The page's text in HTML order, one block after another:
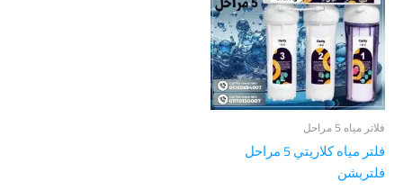
فلاتر مياه 5 مراحل
فلتر مياه كلاريتي 5 مراحل
فلتريشن